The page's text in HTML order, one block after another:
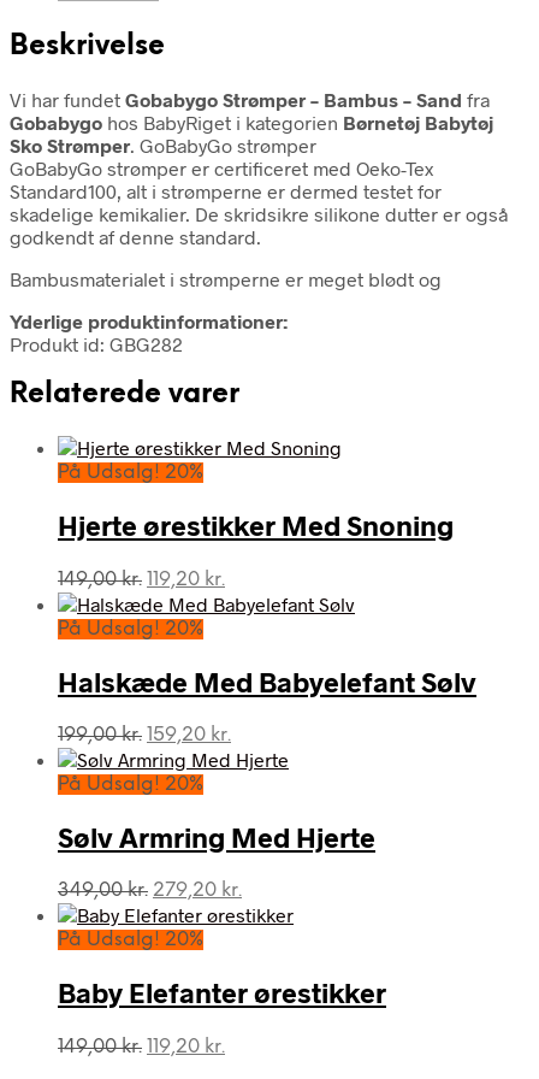
Beskrivelse
Vi har fundet Gobabygo Strømper – Bambus – Sand fra
Gobabygo hos BabyRiget i kategorien Børnetøj Babytøj
Sko Strømper. GoBabyGo strømper
GoBabyGo strømper er certificeret med Oeko-Tex
Standard100, alt i strømperne er dermed testet for
skadelige kemikalier. De skridsikre silikone dutter er også
godkendt af denne standard.
Bambusmaterialet i strømperne er meget blødt og
Yderlige produktinformationer:
Produkt id: GBG282
Relaterede varer
På Udsalg! 20%
Hjerte ørestikker Med Snoning
149,00kr. Den
oprindelige
pris
149,00 kr..
119,20 kr.
aktuelle
119,20 kr..
På Udsalg! 20%
Halskæde Med Babyelefant Sølv
199,00kr. Den
oprindelige
pris
199,00 kr..
159,20 kr.
aktuelle
159,20 kr..
På Udsalg! 20%
Sølv Armring Med Hjerte
349,00kr. Den
oprindelige
pris
349,00 kr..
279,20 kr.
aktuelle
279,20 kr..
På Udsalg! 20%
Baby Elefanter ørestikker
149,00kr. Den
119,20 kr.